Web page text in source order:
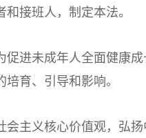
接班人，制定本法。
未成年人全面健康成
育、引导和影响。
主义核心价值观，弘扬